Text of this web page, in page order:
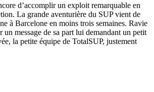
d’accomplir un exploit remarquable en
La grande aventurière du SUP vient de
à Barcelone en moins trois semaines. Ravie
un message de sa part lui demandant un petit
la petite équipe de TotalSUP, justement